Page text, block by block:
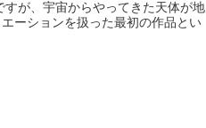
が、宇宙からやってきた天体が地
ーションを扱った最初の作品とい